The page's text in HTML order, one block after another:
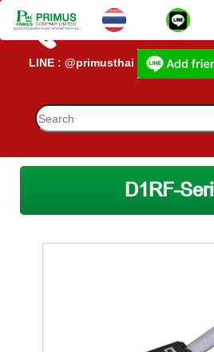
CALL CENTER : 02-693-
LINE : @primusthai
D1RF-